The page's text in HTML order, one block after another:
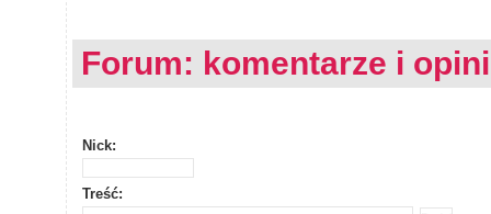
Forum: komentarze i
Nick:
Treść: